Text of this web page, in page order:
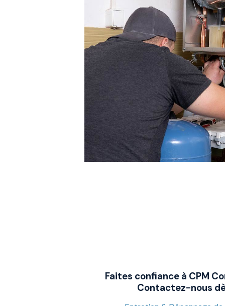
Faites confiance à CPM
Contactez-nous